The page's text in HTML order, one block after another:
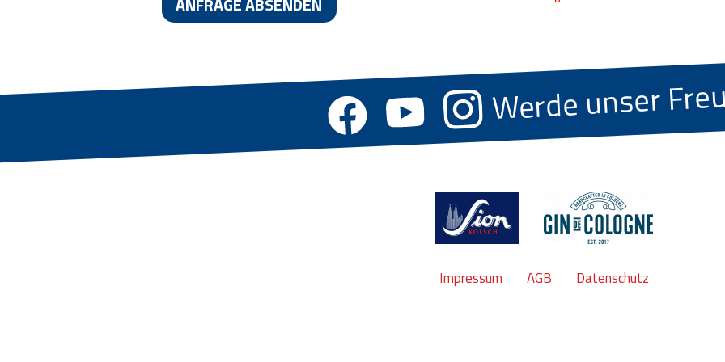
Werde unser
Impressum AGB Datenschutz